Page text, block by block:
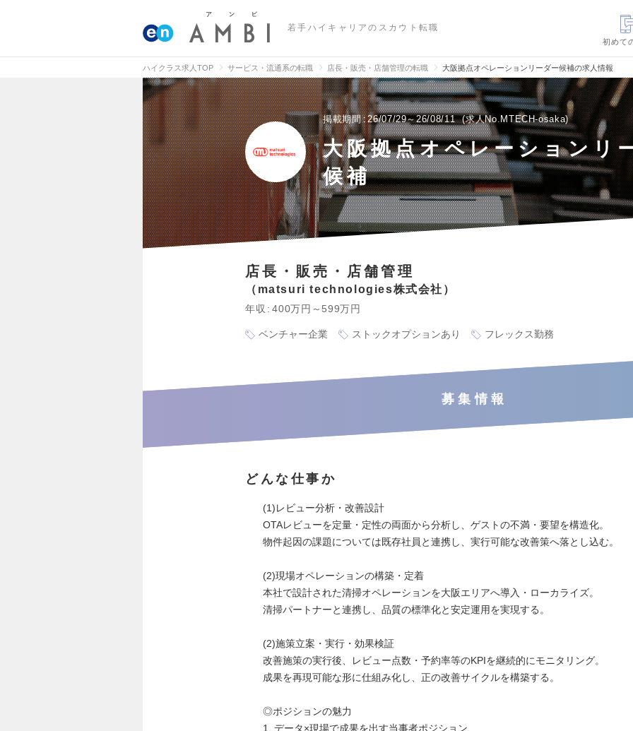
若手ハイキャリアのスカウト転職
初めて
ハイクラス求人TOP サービス・流通系の転職 店長・販売・店舗管理の転職 大阪拠点オペレーションリーダー候補の求人情報
掲載期間 26/07/29～26/08/11 求人No.MTECH-osaka
大阪拠点オペレーションリ
候補
店長・販売・店舗管理
matsuri technologies株式会社
年収 400万円～599万円
ベンチャー企業 ストックオプションあり フレックス勤務
募集情報
どんな仕事か
(1)レビュー分析・改善設計
OTAレビューを定量・定性の両面から分析し、ゲストの不満・要望を構造化。
物件起因の課題については既存社員と連携し、実行可能な改善策へ落とし込む。
(2)現場オペレーションの構築・定着
本社で設計された清掃オペレーションを大阪エリアへ導入・ローカライズ。
清掃パートナーと連携し、品質の標準化と安定運用を実現する。
(2)施策立案・実行・効果検証
改善施策の実行後、レビュー点数・予約率等のKPIを継続的にモニタリング。
成果を再現可能な形に仕組み化し、正の改善サイクルを構築する。
◎ポジションの魅力
1. データ×現場で成果を出す当事者ポジション